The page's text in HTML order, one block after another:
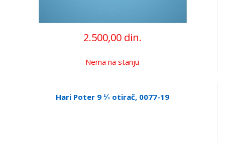
2.500,00 din.
Nema na stanju
Hari Poter 9 ⅓ otirač, 0077-19